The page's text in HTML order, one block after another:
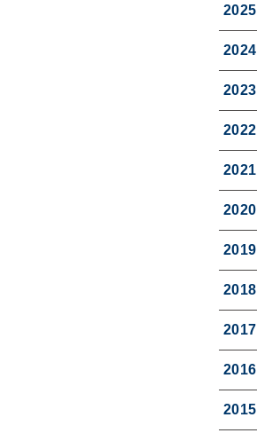
2025
2024
2023
2022
2021
2020
2019
2018
2017
2016
2015